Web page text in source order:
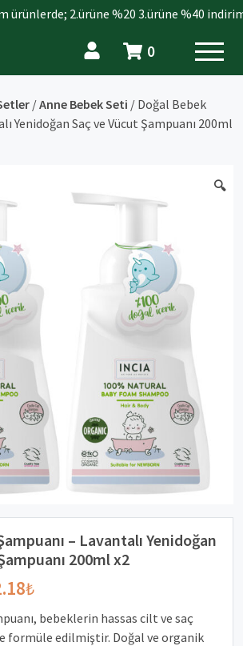
ürünlerde; 2.ürüne %20 3.ürüne %40 indirim.
0
/Anne Bebek Seti / Doğal Bebek
Yenidoğan Saç ve Vücut Şampuanı 200ml
🔍
– Lavantalı Yenidoğan
200ml x2
₺
bebeklerin hassas cilt ve saç
formüle edilmiştir. Doğal ve organik